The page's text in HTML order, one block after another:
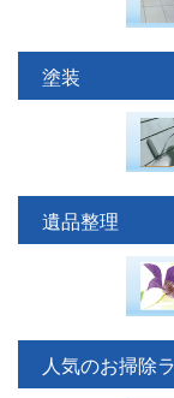
塗装
遺品整理
人気のお掃除